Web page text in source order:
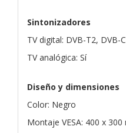
Sintonizadores
TV digital: DVB-T2, DVB-
TV analógica: Sí
Diseño y dimensiones
Color: Negro
Montaje VESA: 400 x 300